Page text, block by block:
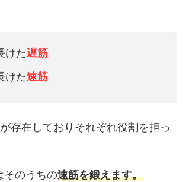
けた遅筋
けた速筋
存在しておりそれぞれ役割を担っ
そのうちの速筋を鍛えます。